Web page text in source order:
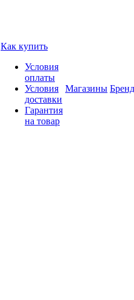
Как купить
Условия
оплаты
Условия
доставки
Гарантия
на товар
Магазины